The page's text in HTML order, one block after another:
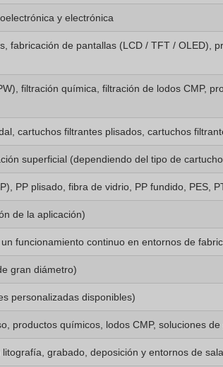
y electrónica
fabricación de pantallas (LCD / TFT / OLED),
filtración química, filtración de lodos CMP,
cartuchos filtrantes plisados, cartuchos
superficial (dependiendo del tipo de
PP plisado, fibra de vidrio, PP fundido, PES,
de la aplicación)
funcionamiento continuo en entornos de
gran diámetro)
personalizadas disponibles)
productos químicos, lodos CMP, soluciones
grabado, deposición y entornos de sala